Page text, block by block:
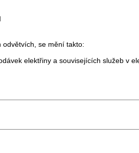
odvětvích, se mění takto:
elektřiny a souvisejících služeb v